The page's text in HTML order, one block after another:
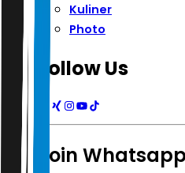
Kuliner
Photo
Follow Us
Join